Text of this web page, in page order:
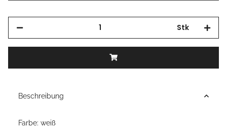
Stk
Beschreibung
Farbe: weiß